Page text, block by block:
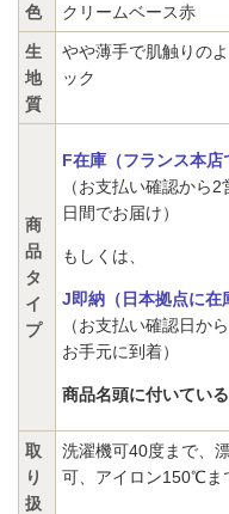
色 クリームベース赤
生
地
質
やや薄手で肌触りの
ック
商
品
タ
イ
プ
F在庫（フランス本店
（お支払い確認から
日間でお届け）
もしくは、
J即納（日本拠点に在
（お支払い確認日か
お手元に到着）
商品名頭に付いてい
取
り
扱
洗濯機可40度まで、
可、アイロン150℃ま